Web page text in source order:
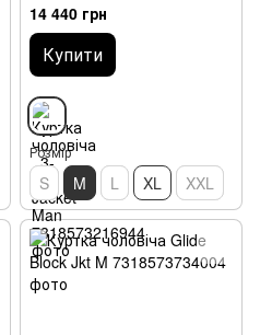
14 440 грн
Купити
Розмір
S M L XL XXL